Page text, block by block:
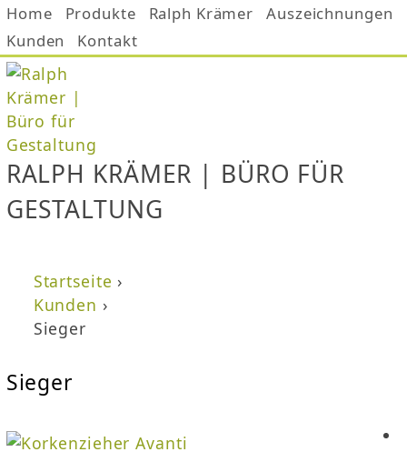
Jump to navigation
Home Produkte Ralph Krämer
Auszeichnungen
Kunden
Kontakt
RALPH KRÄMER | BÜRO FÜR
GESTALTUNG
Sie sind hier
Startseite ›
Kunden ›
Sieger
Sieger